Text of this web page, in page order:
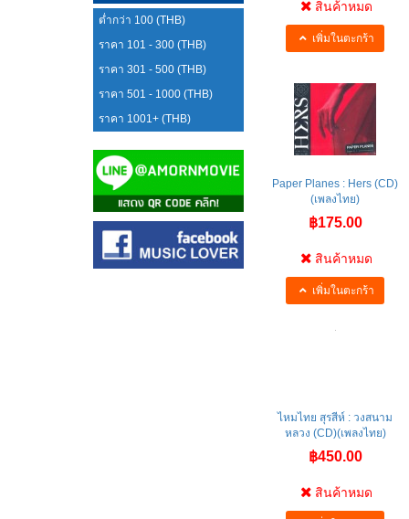
ต่ำกว่า 100 (THB)
ราคา 101 - 300 (THB)
ราคา 301 - 500 (THB)
ราคา 501 - 1000 (THB)
ราคา 1001+ (THB)
สินค้าหมด
เพิ่มในตะกร้า
Paper Planes : Hers (CD)
(เพลงไทย)
฿175.00
สินค้าหมด
เพิ่มในตะกร้า
ไหมไทย สุรสีห์ : วงสนาม
หลวง (CD)(เพลงไทย)
฿450.00
สินค้าหมด